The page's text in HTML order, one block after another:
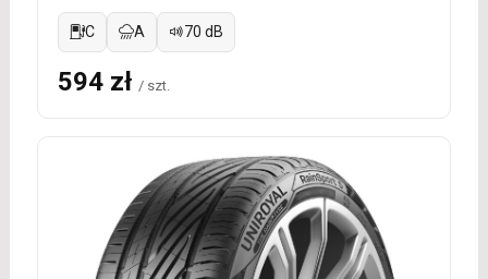
C A 70 dB
594 zł / szt.